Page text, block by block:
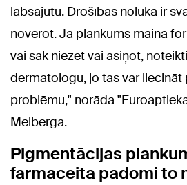
labsajūtu. Drošības nolūkā ir
novērot. Ja plankums maina
vai sāk niezēt vai asiņot,
dermatologu, jo tas var liecināt
problēmu," norāda
Melberga.
Pigmentācijas
farmaceita padomi to